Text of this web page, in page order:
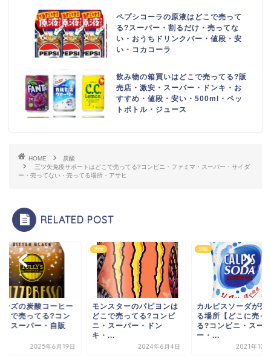
ペプシコーラの原液はどこで売って
る?スーパー・割るだけ・売ってな
い・おうちドリンクバー・値段・安
い・コカコーラ
飲み物の箱買いはどこで売ってる?販
売店・激安・スーパー・ドンキ・お
すすめ・値段・安い・500ml・ペッ
トボトル・ジュース
HOME
炭酸
三ツ矢免疫サポートはどこで売ってる?コンビニ・ファミマ・スーパー・サイダ
ー・売ってない・売ってる場所・アサヒ
RELATED POST
炭酸
モンスターのパピヨンは
どこで売ってる?コンビ
ニ・スーパー・ドン
2024年6月4日
炭酸
カルピスソーダが売って
る場所【どこに売って
る?コンビニ・スーパ
ー・...
2021年10月28日
炭酸
タリーズの炭
はどこで売っ
ビニ・スーパ
機...